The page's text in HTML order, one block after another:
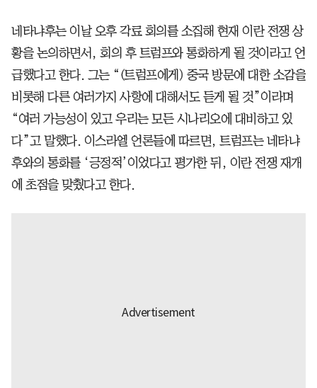
네타냐후는 이날 오후 각료 회의를 소집해 현재 이란 전쟁 상
황을 논의하면서, 회의 후 트럼프와 통화하게 될 것이라고 언
급했다고 한다. 그는 “(트럼프에게) 중국 방문에 대한 소감을
비롯해 다른 여러가지 사항에 대해서도 듣게 될 것”이라며
“여러 가능성이 있고 우리는 모든 시나리오에 대비하고 있
다”고 말했다. 이스라엘 언론들에 따르면, 트럼프는 네타냐
후와의 통화를 ‘긍정적’이었다고 평가한 뒤, 이란 전쟁 재개
에 초점을 맞췄다고 한다.